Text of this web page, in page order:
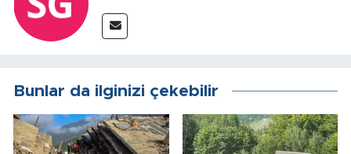
Bunlar da ilginizi çekebilir